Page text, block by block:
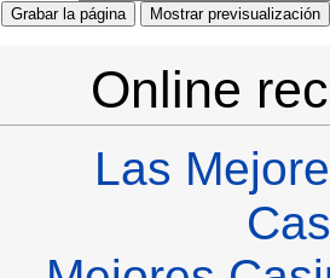
Online
Las